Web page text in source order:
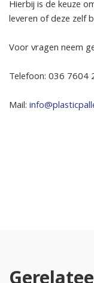
Hierbij is de keuze
leveren of deze zelf
Voor vragen neem
Telefoon: 036 7604
Mail: